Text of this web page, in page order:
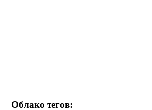
Облако тегов: